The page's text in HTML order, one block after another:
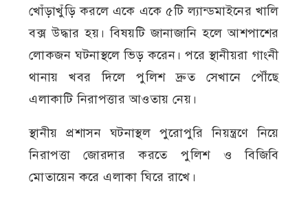
খোঁড়াখুঁড়ি করলে একে একে ৫টি ল্যান্ডমাইনের খালি
বক্স উদ্ধার হয়। বিষয়টি জানাজানি হলে আশপাশের
লোকজন ঘটনাস্থলে ভিড় করেন। পরে স্থানীয়রা গাংনী
থানায় খবর দিলে পুলিশ দ্রুত সেখানে পৌঁছে
এলাকাটি নিরাপত্তার আওতায় নেয়।
স্থানীয় প্রশাসন ঘটনাস্থল পুরোপুরি নিয়ন্ত্রণে নিয়ে
নিরাপত্তা জোরদার করতে পুলিশ ও বিজিবি
মোতায়েন করে এলাকা ঘিরে রাখে।